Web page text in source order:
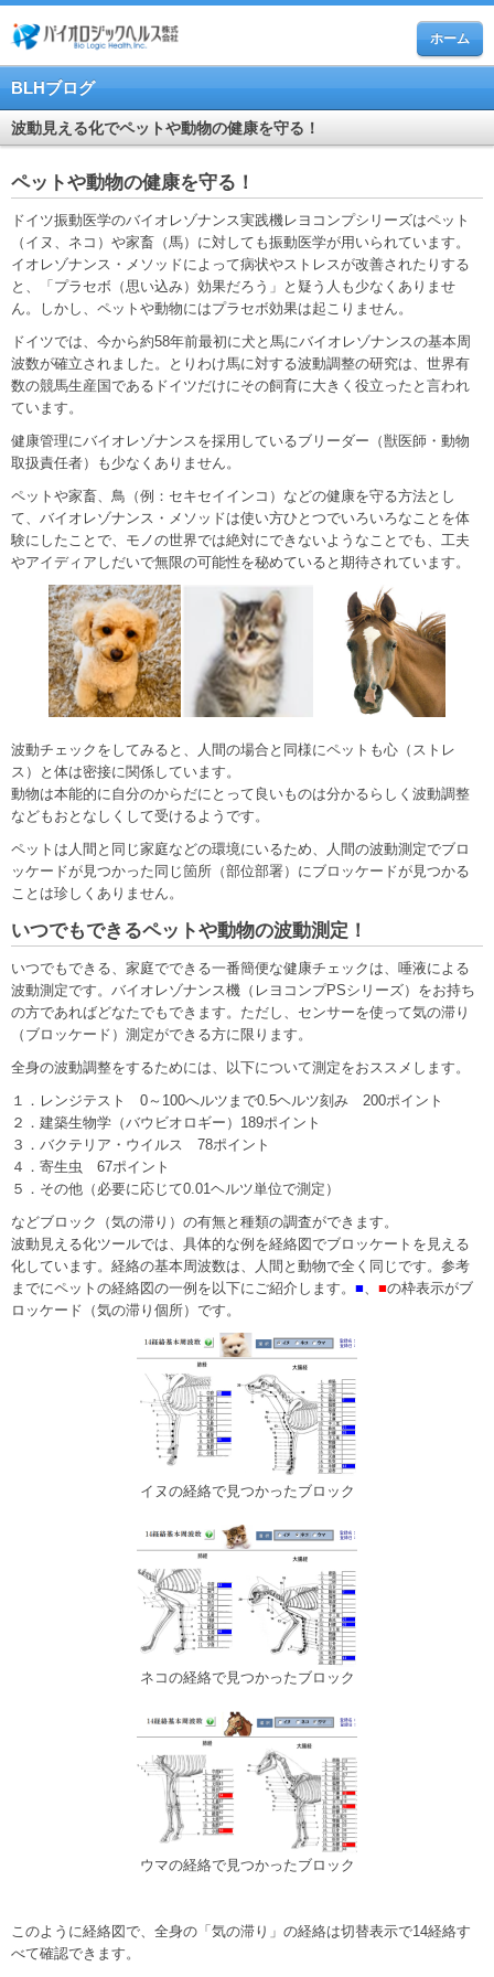
ホーム
BLHブログ
波動見える化でペットや動物の健康を守る！
ペットや動物の健康を守る！
ドイツ振動医学のバイオレゾナンス実践機レヨコンプシリーズはペット
（イヌ、ネコ）や家畜（馬）に対しても振動医学が用いられています。
イオレゾナンス・メソッドによって病状やストレスが改善されたりする
と、「プラセボ（思い込み）効果だろう」と疑う人も少なくありませ
ん。しかし、ペットや動物にはプラセボ効果は起こりません。
ドイツでは、今から約58年前最初に犬と馬にバイオレゾナンスの基本周
波数が確立されました。とりわけ馬に対する波動調整の研究は、世界有
数の競馬生産国であるドイツだけにその飼育に大きく役立ったと言われ
ています。
健康管理にバイオレゾナンスを採用しているブリーダー（獣医師・動物
取扱責任者）も少なくありません。
ペットや家畜、鳥（例：セキセイインコ）などの健康を守る方法とし
て、バイオレゾナンス・メソッドは使い方ひとつでいろいろなことを体
験にしたことで、モノの世界では絶対にできないようなことでも、工夫
やアイディアしだいで無限の可能性を秘めていると期待されています。
波動チェックをしてみると、人間の場合と同様にペットも心（ストレ
ス）と体は密接に関係しています。
動物は本能的に自分のからだにとって良いものは分かるらしく波動調整
などもおとなしくして受けるようです。
ペットは人間と同じ家庭などの環境にいるため、人間の波動測定でブロ
ッケードが見つかった同じ箇所（部位部署）にブロッケードが見つかる
ことは珍しくありません。
いつでもできるペットや動物の波動測定！
いつでもできる、家庭でできる一番簡便な健康チェックは、唾液による
波動測定です。バイオレゾナンス機（レヨコンプPSシリーズ）をお持ち
の方であればどなたでもできます。ただし、センサーを使って気の滞り
（ブロッケード）測定ができる方に限ります。
全身の波動調整をするためには、以下について測定をおススメします。
１．レンジテスト 0～100へルツまで0.5ヘルツ刻み 200ポイント
２．建築生物学（バウビオロギー）189ポイント
３．バクテリア・ウイルス 78ポイント
４．寄生虫 67ポイント
５．その他（必要に応じて0.01ヘルツ単位で測定）
などブロック（気の滞り）の有無と種類の調査ができます。
波動見える化ツールでは、具体的な例を経絡図でブロッケートを見える
化しています。経絡の基本周波数は、人間と動物で全く同じです。参考
までにペットの経絡図の一例を以下にご紹介します。 ■、 ■の枠表示がブ
ロッケード（気の滞り個所）です。
イヌの経絡で見つかったブロック
ネコの経絡で見つかったブロック
ウマの経絡で見つかったブロック
このように経絡図で、全身の「気の滞り」の経絡は切替表示で14経絡す
べて確認できます。